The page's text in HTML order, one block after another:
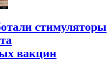
стимуляторы
вакцин